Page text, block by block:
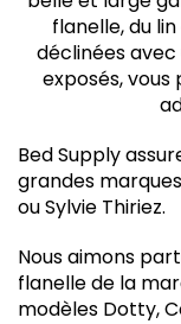
flanelle, du
déclinées
exposés,
Bed Supply
grandes
ou Sylvie Thiriez.
Nous aimons
flanelle de la
modèles Dotty,